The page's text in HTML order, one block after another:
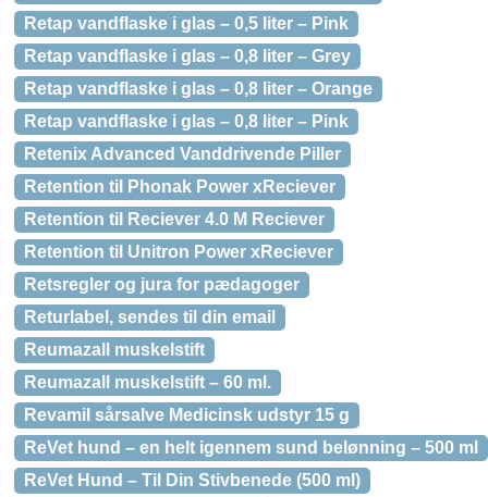
Retap vandflaske i glas – 0,5 liter – Pink
Retap vandflaske i glas – 0,8 liter – Grey
Retap vandflaske i glas – 0,8 liter – Orange
Retap vandflaske i glas – 0,8 liter – Pink
Retenix Advanced Vanddrivende Piller
Retention til Phonak Power xReciever
Retention til Reciever 4.0 M Reciever
Retention til Unitron Power xReciever
Retsregler og jura for pædagoger
Returlabel, sendes til din email
Reumazall muskelstift
Reumazall muskelstift – 60 ml.
Revamil sårsalve Medicinsk udstyr 15 g
ReVet hund – en helt igennem sund belønning – 500 ml
ReVet Hund – Til Din Stivbenede (500 ml)